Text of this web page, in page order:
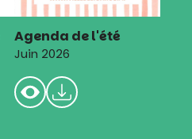
Agenda de l'été
Juin 2026